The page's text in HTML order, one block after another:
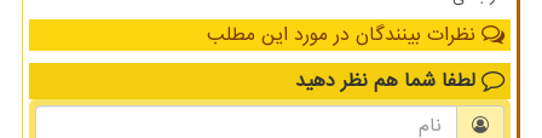
نظرات بینندگان در مورد این مطلب
لطفا شما هم نظر دهید